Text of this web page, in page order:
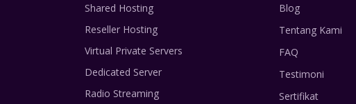
Shared Hosting
Reseller Hosting
Virtual Private Servers
Dedicated Server
Radio Streaming
Blog
Tentang Kami
FAQ
Testimoni
Sertifikat